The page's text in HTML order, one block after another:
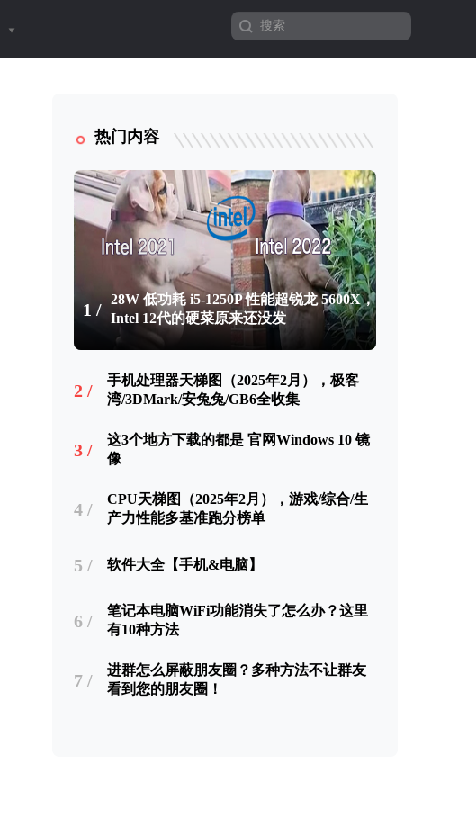
热门内容
1 /
28W 低功耗 i5-1250P 性能超锐龙 5600X，
Intel 12代的硬菜原来还没发
2 /
手机处理器天梯图（2025年2月），极客
湾/3DMark/安兔兔/GB6全收集
3 /
这3个地方下载的都是 官网Windows 10 镜
像
4 /
CPU天梯图（2025年2月），游戏/综合/生
产力性能多基准跑分榜单
5 / 软件大全【手机&电脑】
6 /
笔记本电脑WiFi功能消失了怎么办？这里
有10种方法
7 /
进群怎么屏蔽朋友圈？多种方法不让群友
看到您的朋友圈！